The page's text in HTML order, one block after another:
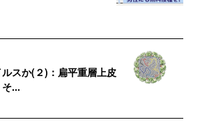
スか(２)：扁平重層上皮
...